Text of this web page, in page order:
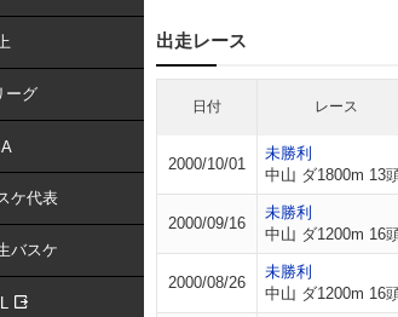
ーグ
ケ代表
バスケ
出走レース
日付 レース
2000/10/01
未勝利
中山 ダ1800m 13
2000/09/16
未勝利
中山 ダ1200m 16
2000/08/26
未勝利
中山 ダ1200m 16